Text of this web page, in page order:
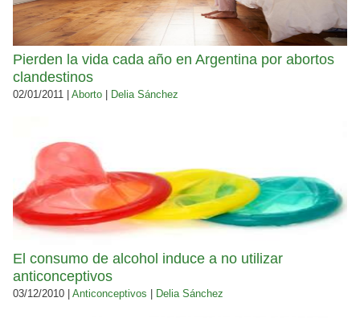
Pierden la vida cada año en Argentina por abortos
clandestinos
02/01/2011 | Aborto Delia Sánchez
El consumo de alcohol induce a no utilizar
anticonceptivos
03/12/2010 | Anticonceptivos Delia Sánchez